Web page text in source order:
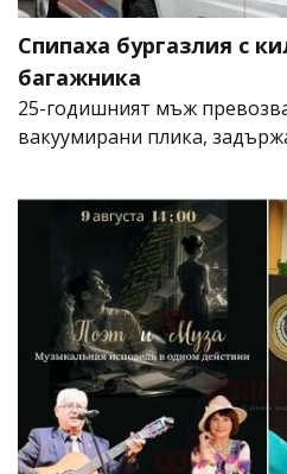
Спипаха бургазлия с
багажника
25-годишният мъж
вакуумирани плика,